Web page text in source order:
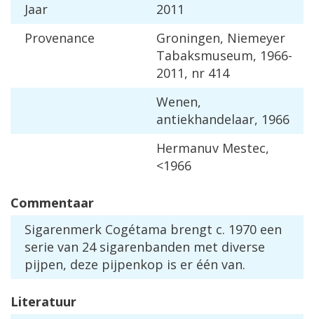
Jaar
2011
Provenance
Groningen, Niemeyer
Tabaksmuseum, 1966-
2011, nr 414
Wenen,
antiekhandelaar, 1966
Hermanuv Mestec,
<1966
Commentaar
Sigarenmerk Cogétama brengt c. 1970 een
serie van 24 sigarenbanden met diverse
pijpen, deze pijpenkop is er één van.
Literatuur